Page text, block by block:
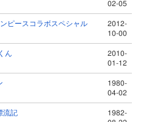
02-05
ピースコラボスペシャル
2012-
10-00
ん
2010-
01-12
1980-
04-02
流記
1982-